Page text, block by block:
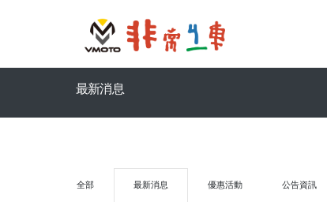
最新消息
全部 最新消息 優惠活動 公告資訊